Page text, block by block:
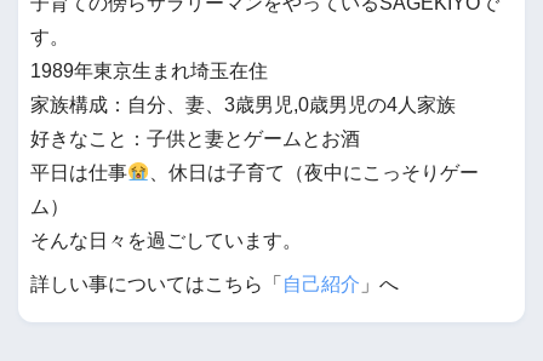
す。
1989年東京生まれ埼玉在住
家族構成：自分、妻、3歳男児,0歳男児の4人家族
好きなこと：子供と妻とゲームとお酒
平日は仕事
、休日は子育て（夜中にこっそりゲー
ム）
そんな日々を過ごしています。
詳しい事についてはこちら「 自己紹介 」へ